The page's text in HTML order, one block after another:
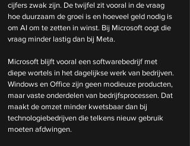
cijfers zwak zijn. De twijfel zit vooral in de vraag
hoe duurzaam de groei is en hoeveel geld nodig is
om AI om te zetten in winst. Bij Microsoft oogt die
vraag minder lastig dan bij Meta.
Microsoft blijft vooral een softwarebedrijf met
diepe wortels in het dagelijkse werk van bedrijven.
Windows en Office zijn geen modieuze producten,
maar vaste onderdelen van bedrijfsprocessen. Dat
maakt de omzet minder kwetsbaar dan bij
technologiebedrijven die telkens nieuw gebruik
moeten afdwingen.